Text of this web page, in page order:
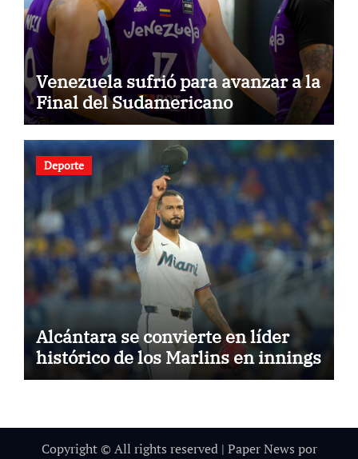
Venezuela sufrió para avanzar a la
Final del Sudamericano
Deporte
Alcántara se convierte en líder
histórico de los Marlins en innings
Copyright © All rights reserved | Paper News por